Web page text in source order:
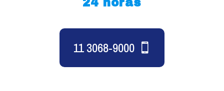
24 horas
11 3068-9000